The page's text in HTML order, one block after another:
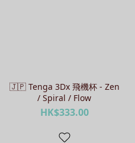
🇯🇵 Tenga 3Dx 飛機杯 - Zen
/ Spiral / Flow
HK$333.00